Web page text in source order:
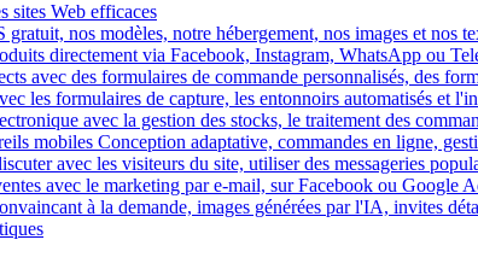
sites Web efficaces
nos modèles, notre hébergement, nos images et nos
directement via Facebook, Instagram, WhatsApp ou
avec des formulaires de commande personnalisés, des
les formulaires de capture, les entonnoirs automatisés et
avec la gestion des stocks, le traitement des
mobiles Conception adaptative, commandes en ligne,
avec les visiteurs du site, utiliser des messageries
avec le marketing par e-mail, sur Facebook ou
à la demande, images générées par l'IA, invites